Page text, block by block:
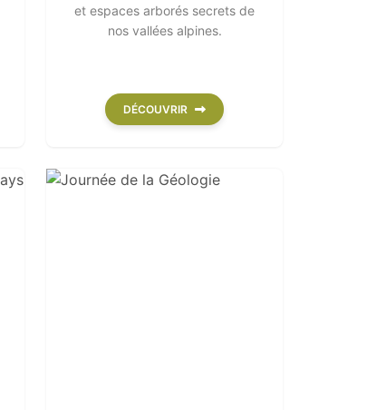
et espaces arborés secrets de
nos vallées alpines.
DÉCOUVRIR